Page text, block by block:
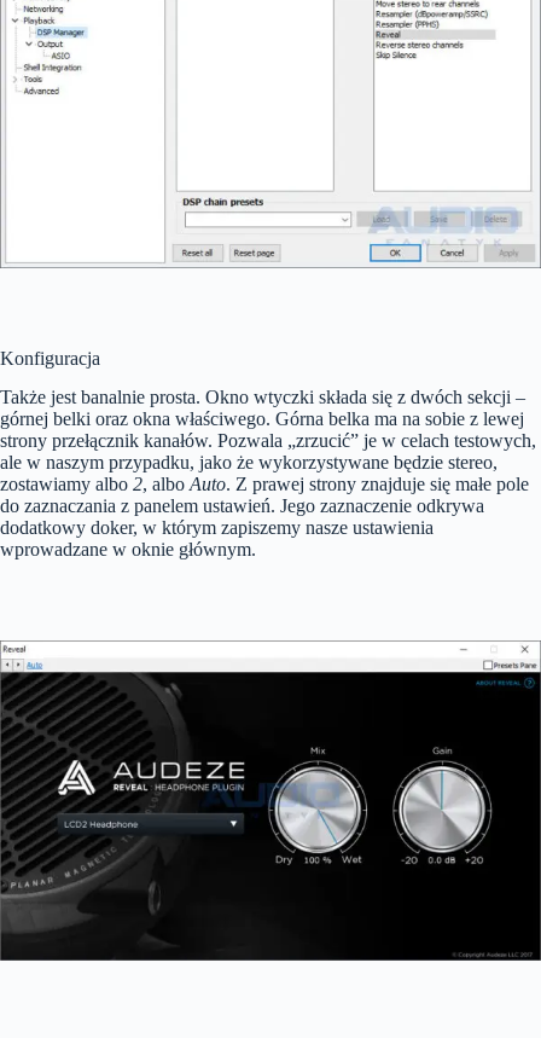
Konfiguracja
Także jest banalnie prosta. Okno wtyczki składa się z dwóch sekcji –
górnej belki oraz okna właściwego. Górna belka ma na sobie z lewej
strony przełącznik kanałów. Pozwala „zrzucić” je w celach testowych,
ale w naszym przypadku, jako że wykorzystywane będzie stereo,
zostawiamy albo 2, albo Auto. Z prawej strony znajduje się małe pole
do zaznaczania z panelem ustawień. Jego zaznaczenie odkrywa
dodatkowy doker, w którym zapiszemy nasze ustawienia
wprowadzane w oknie głównym.